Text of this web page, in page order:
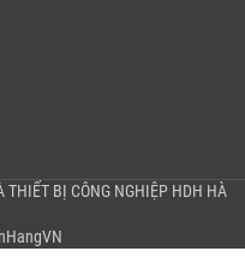
BỊ CÔNG NGHIỆP HDH HÀ